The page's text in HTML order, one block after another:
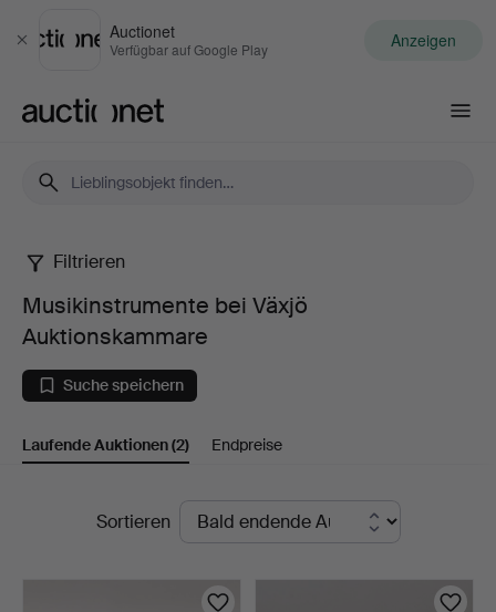
Schließen
Auctionet
Verfügbar auf Google Play Anzeigen
Musikinstrumente
bei
Växjö
Auktionskammare
Filtrieren
Musikinstrumente bei Växjö
Auktionskammare
Suche speichern
Laufende Auktionen(2) Endpreise
LaufendeSortieren